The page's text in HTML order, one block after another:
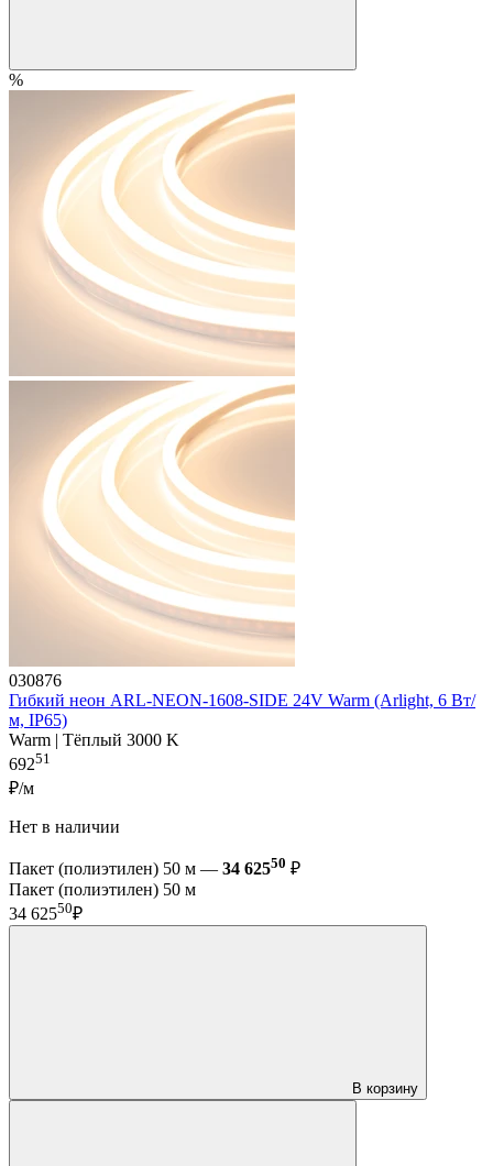
%
030876
Гибкий неон ARL-NEON-1608-SIDE 24V Warm (Arlight, 6 Вт/
м, IP65)
Warm | Тёплый 3000 K
69251
₽/м
Нет в наличии
Пакет (полиэтилен) 50 м — 34 62550 ₽
Пакет (полиэтилен) 50 м
34 62550₽
В корзину